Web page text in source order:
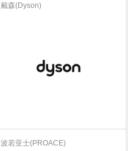
戴森(Dyson)
波若亚士(PROACE)